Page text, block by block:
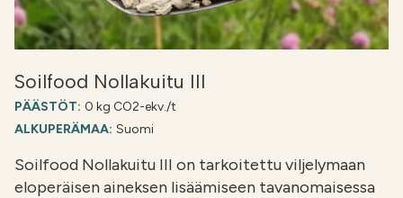
Soilfood Nollakuitu III
PÄÄSTÖT: 0 kg CO2-ekv./t
ALKUPERÄMAA: Suomi
Soilfood Nollakuitu III on tarkoitettu viljelymaan
eloperäisen aineksen lisäämiseen tavanomaisessa